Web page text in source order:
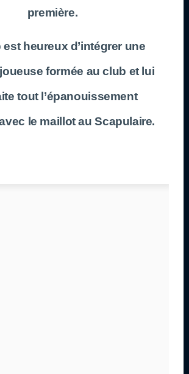
première.
est heureux d’intégrer une
formée au club et lui
tout l’épanouissement
le maillot au Scapulaire.